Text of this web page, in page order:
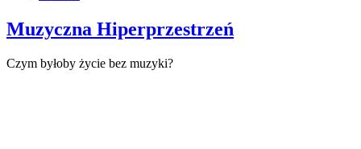
Muzyczna Hiperprzestrzeń
Czym byłoby życie bez muzyki?